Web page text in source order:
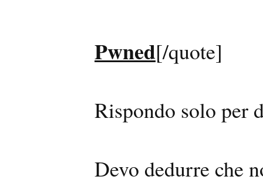
Pwned[/quote]
Rispondo solo per
Devo dedurre che